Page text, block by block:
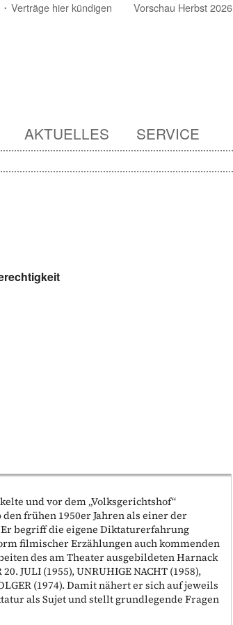
Verträge hier kündigen Vorschau Herbst 2026
AKTUELLES SERVICE
und vor dem „Volksgerichtshof“
frühen 1950er Jahren als einer der
begriff die eigene Diktaturerfahrung
filmischer Erzählungen auch kommenden
des am Theater ausgebildeten Harnack
JULI (1955), UNRUHIGE NACHT (1958),
(1974). Damit nähert er sich auf jeweils
als Sujet und stellt grundlegende Fragen